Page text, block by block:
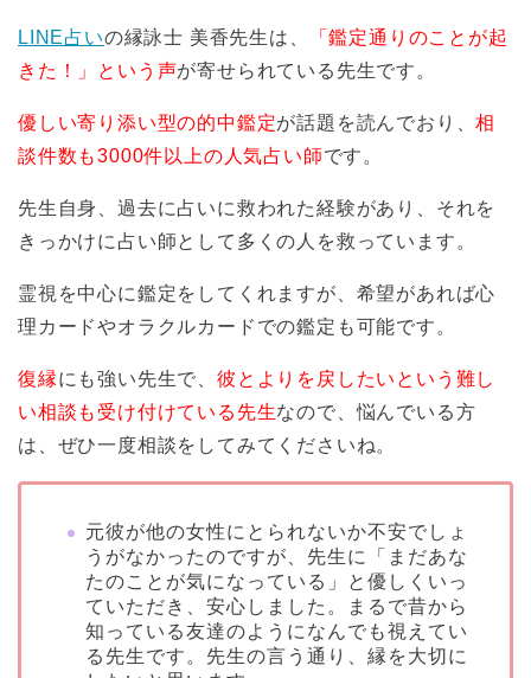
LINE占いの縁詠士 美香先生は、
「鑑定通りのことが起
きた！」という声が寄せられている先生です。
優しい寄り添い型の的中鑑定が話題を読んでおり、相
談件数も3000件以上の人気占い師です。
先生自身、過去に占いに救われた経験があり、それを
きっかけに占い師として多くの人を救っています。
霊視を中心に鑑定をしてくれますが、希望があれば心
理カードやオラクルカードでの鑑定も可能です。
復縁にも強い先生で、彼とよりを戻したいという難し
い相談も受け付けている先生なので、悩んでいる方
は、ぜひ一度相談をしてみてくださいね。
元彼が他の女性にとられないか不安でしょ
うがなかったのですが、先生に「まだあな
たのことが気になっている」と優しくいっ
ていただき、安心しました。まるで昔から
知っている友達のようになんでも視えてい
る先生です。先生の言う通り、縁を大切に